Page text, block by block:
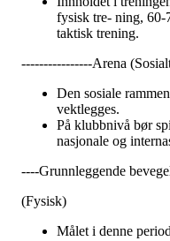
fysisk tre- ning,
taktisk trening.
----------------Arena
Den sosiale
vektlegges.
På klubbnivå bør
nasjonale og
----Grunnleggende
(Fysisk)
Målet i denne